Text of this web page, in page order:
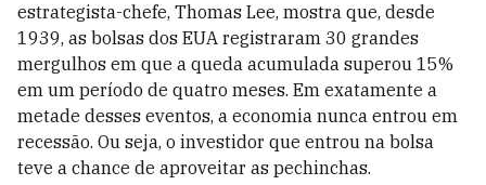
estrategista-chefe, Thomas Lee, mostra que, desde
1939, as bolsas dos EUA registraram 30 grandes
mergulhos em que a queda acumulada superou 15%
em um período de quatro meses. Em exatamente a
metade desses eventos, a economia nunca entrou em
recessão. Ou seja, o investidor que entrou na bolsa
teve a chance de aproveitar as pechinchas.